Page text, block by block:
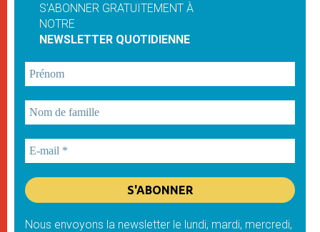
S'ABONNER GRATUITEMENT À
NOTRE
NEWSLETTER QUOTIDIENNE
Nous envoyons la newsletter le lundi, mardi, mercredi,